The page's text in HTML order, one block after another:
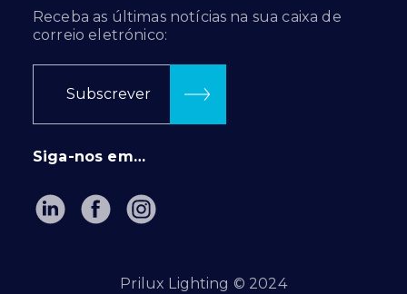
Receba as últimas notícias na sua caixa de
correio eletrónico:
Subscrever
Siga-nos em…
Prilux Lighting © 2024